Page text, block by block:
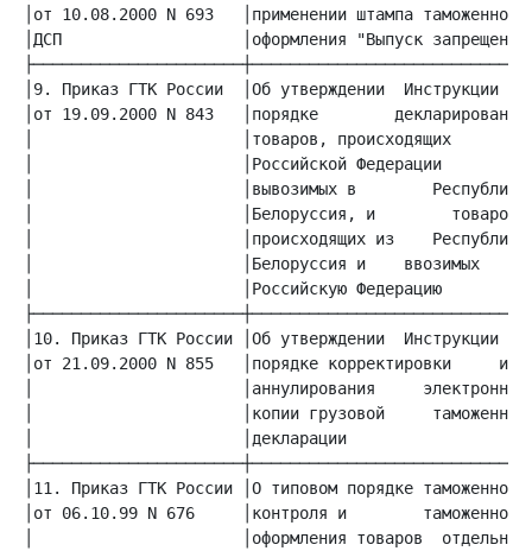
│от 10.08.2000 N 693   │применении штампа
│ДСП                   │оформления "Выпуск
│9. Приказ ГТК России  │Об утверждении  Инструкции
│от 19.09.2000 N 843   │порядке
│                      │товаров, происходящих
│                      │Российской Федерации
│                      │вывозимых в
│                      │Белоруссия, и
│                      │происходящих из
│                      │Белоруссия и    ввозимых
│                      │Российскую Федерацию
│10. Приказ ГТК России │Об утверждении  Инструкции
│от 21.09.2000 N 855   │порядке корректировки
│                      │аннулирования
│                      │копии грузовой
│                      │декларации
│11. Приказ ГТК России │О типовом порядке
│от 06.10.99 N 676     │контроля и
│                      │оформления товаров